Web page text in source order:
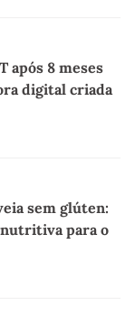
após 8 meses
digital criada
sem glúten:
para o